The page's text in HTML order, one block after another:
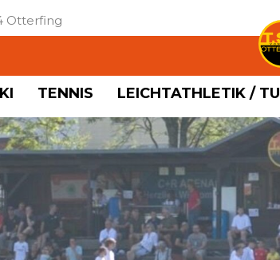
Otterfing
TENNIS LEICHTATHLETIK /